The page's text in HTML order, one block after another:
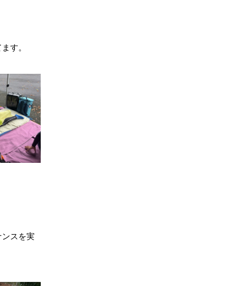
す。
スを実